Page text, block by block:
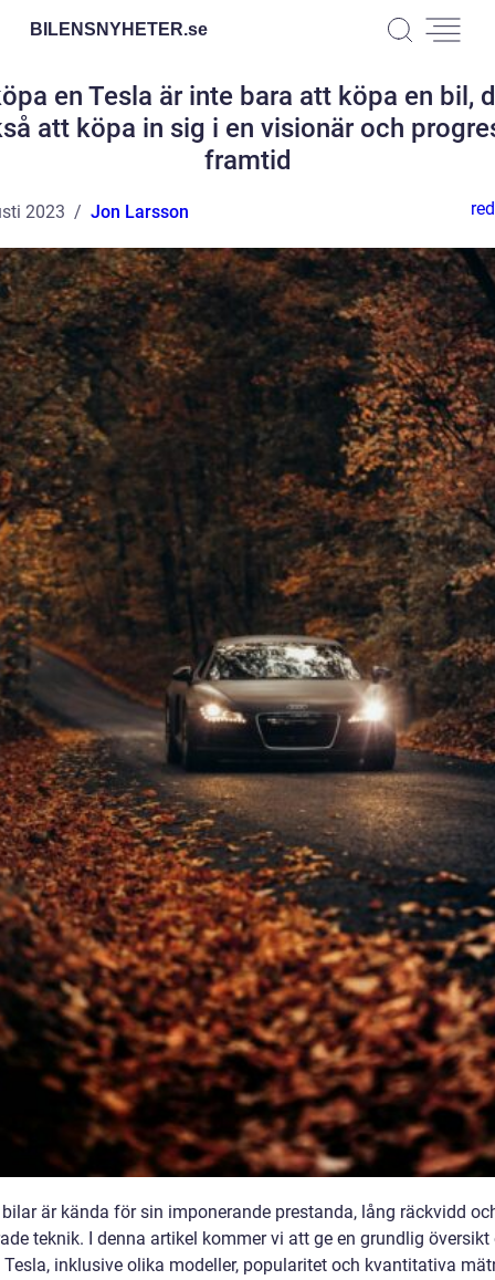
BILENSNYHETER.se
en Tesla är inte bara att köpa en bil,
att köpa in sig i en visionär och
framtid
2023 Jon Larsson
är kända för sin imponerande prestanda, lång räckvidd
teknik. I denna artikel kommer vi att ge en grundlig översikt
Tesla, inklusive olika modeller, popularitet och kvantitativa